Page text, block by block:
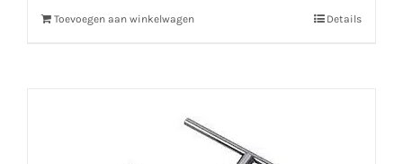
Toevoegen aan winkelwagen Details